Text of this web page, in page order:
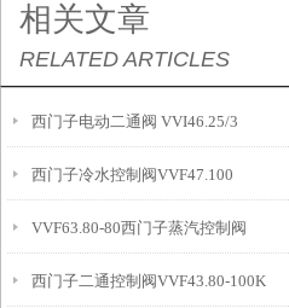
相关文章
RELATED ARTICLES
西门子电动二通阀 VVI46.25/3
西门子冷水控制阀VVF47.100
VVF63.80-80西门子蒸汽控制阀
西门子二通控制阀VVF43.80-100K